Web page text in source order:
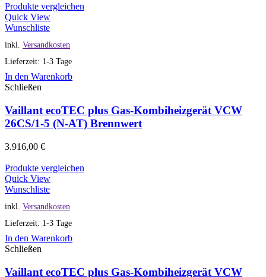
Produkte vergleichen
Quick View
Wunschliste
inkl. Versandkosten
Lieferzeit: 1-3 Tage
In den Warenkorb
Schließen
Vaillant ecoTEC plus Gas-Kombiheizgerät VCW
26CS/1-5 (N-AT) Brennwert
3.916,00 €
Produkte vergleichen
Quick View
Wunschliste
inkl. Versandkosten
Lieferzeit: 1-3 Tage
In den Warenkorb
Schließen
Vaillant ecoTEC plus Gas-Kombiheizgerät VCW